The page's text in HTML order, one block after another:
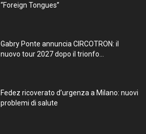
“Foreign Tongues”
Gabry Ponte annuncia CIRCOTRON: il
nuovo tour 2027 dopo il trionfo...
Fedez ricoverato d’urgenza a Milano: nuovi
problemi di salute